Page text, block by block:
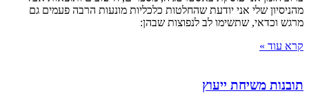
מהניסיון שלי אני יודעת שהחלטות כלכליות מונעות הרבה פעמים גם
מרגש וכדאי, שתשימו לב לנפוצות שבהן:
קרא עוד »
תובנות משיחת ייעוץ